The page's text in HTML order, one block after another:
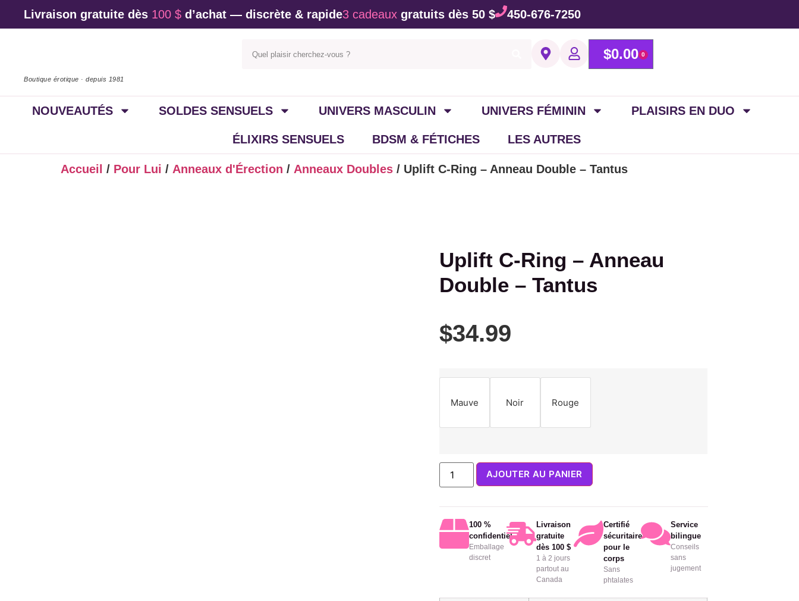
Livraison gratuite dès 100 $ d’achat — discrète & rapide3 cadeaux gratuits dès 50 $ 450-676-7250
Boutique érotique · depuis 1981
$0.00 0
NOUVEAUTÉS SOLDES SENSUELS UNIVERS MASCULIN UNIVERS FÉMININ PLAISIRS EN DUO
ÉLIXIRS SENSUELS BDSM & FÉTICHES LES AUTRES
Accueil / Pour Lui / Anneaux d'Érection / Anneaux Doubles / Uplift C-Ring – Anneau Double – Tantus
Uplift C-Ring – Anneau
Double – Tantus
$34.99
Mauve Noir Rouge
AJOUTER AU PANIER
100 %
confidentiel
Emballage
discret
Livraison
gratuite
dès 100 $
1 à 2 jours
partout au
Canada
Certifié
sécuritaire
pour le
corps
Sans
phtalates
Service
bilingue
Conseils
sans
jugement